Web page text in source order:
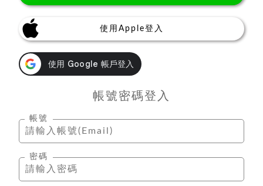
使用Apple登入
帳號密碼登入
帳號
密碼